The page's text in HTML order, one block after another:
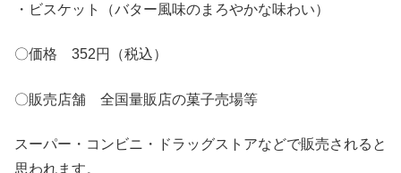
・ビスケット（バター風味のまろやかな味わい）
〇価格 352円（税込）
〇販売店舗 全国量販店の菓子売場等
スーパー・コンビニ・ドラッグストアなどで販売されると
思われます。